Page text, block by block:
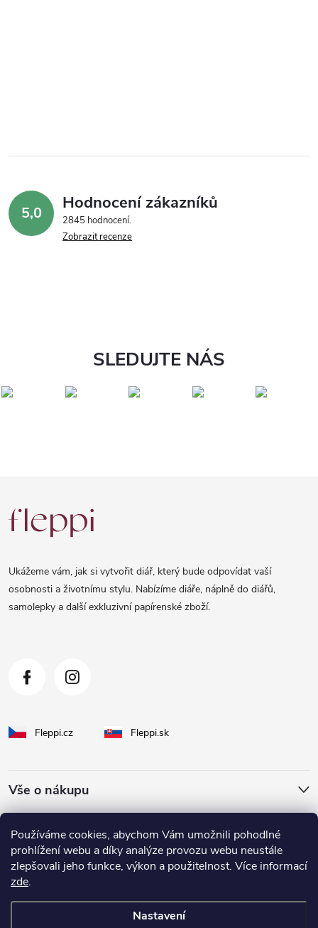
Používáme cookies, abychom Vám umožnili pohodlné
prohlížení webu a díky analýze provozu webu neustále
zlepšovali jeho funkce, výkon a použitelnost. Více informací
zde.
Nastavení
5,0 Hodnocení zákazníků
2845 hodnocení
Zobrazit recenze
SLEDUJTE NÁS
á
Ukážeme vám, jak si vytvořit diář, který bude odpovídat vaší
osobnosti a životnímu stylu. Nabízíme diáře, náplně do diářů,
samolepky a další exkluzivní papírenské zboží.
Fleppi.cz Fleppi.sk
Vše o nákupu
O Fleppi
Inspirace pro vás